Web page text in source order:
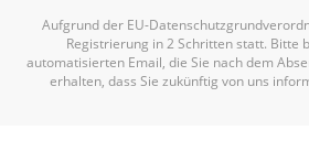
Aufgrund der EU-
Registrierung in 2 Schritten statt. Bitte
automatisierten Email, die Sie nach dem
erhalten, dass Sie zukünftig von uns